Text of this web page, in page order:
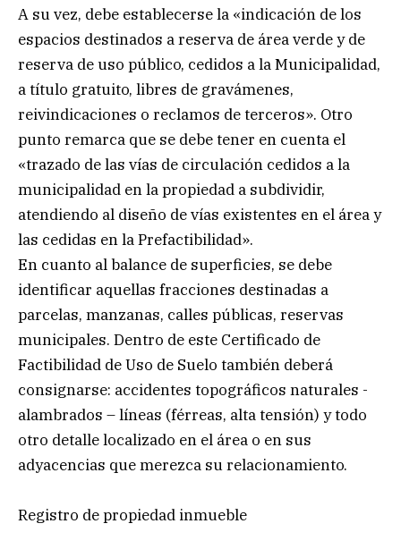
A su vez, debe establecerse la «indicación de los
espacios destinados a reserva de área verde y de
reserva de uso público, cedidos a la Municipalidad,
a título gratuito, libres de gravámenes,
reivindicaciones o reclamos de terceros». Otro
punto remarca que se debe tener en cuenta el
«trazado de las vías de circulación cedidos a la
municipalidad en la propiedad a subdividir,
atendiendo al diseño de vías existentes en el área y
las cedidas en la Prefactibilidad».
En cuanto al balance de superficies, se debe
identificar aquellas fracciones destinadas a
parcelas, manzanas, calles públicas, reservas
municipales. Dentro de este Certificado de
Factibilidad de Uso de Suelo también deberá
consignarse: accidentes topográficos naturales -
alambrados – líneas (férreas, alta tensión) y todo
otro detalle localizado en el área o en sus
adyacencias que merezca su relacionamiento.
Registro de propiedad inmueble